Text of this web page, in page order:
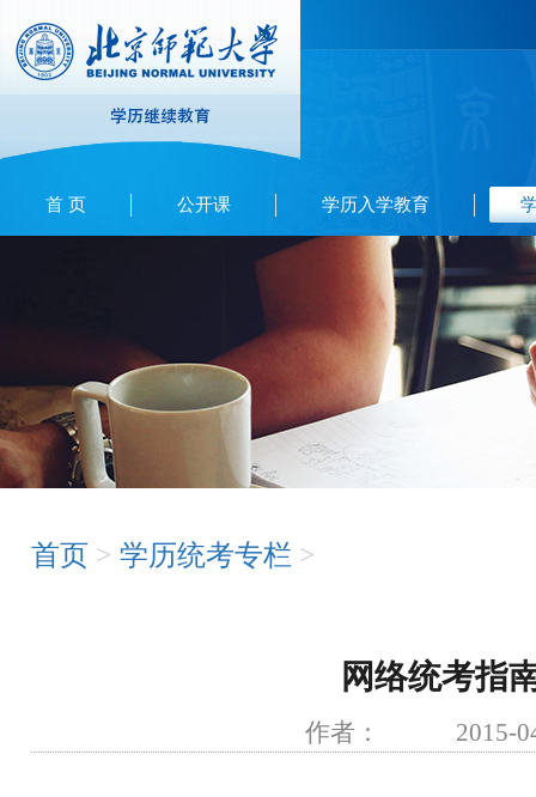
首 页 公开课 学历入学教育
首页 > 学历统考专栏 >
网络统考指
作者： 2015-